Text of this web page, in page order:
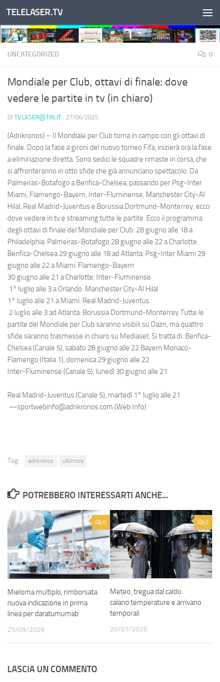
Salta al contenuto
TELELASER.TV
UNCATEGORIZED 0
Mondiale per Club, ottavi di finale: dove
vedere le partite in tv (in chiaro)
DI TVLASER@TIN.IT · 27/06/2025
(Adnkronos) – Il Mondiale per Club torna in campo con gli ottavi di
finale. Dopo la fase a gironi del nuovo torneo Fifa, inizierà ora la fase
a eliminazione diretta. Sono sedici le squadre rimaste in corsa, che
si affronteranno in otto sfide che già annunciano spettacolo. Da
Palmeiras-Botafogo a Benfica-Chelsea, passando per Psg-Inter
Miami, Flamengo-Bayern, Inter-Fluminense, Manchester City-Al
Hilal, Real Madrid-Juventus e Borussia Dortmund-Monterrey, ecco
dove vedere in tv e streaming tutte le partite. Ecco il programma
degli ottavi di finale del Mondiale per Club: 28 giugno alle 18 a
Philadelphia: Palmeiras-Botafogo 28 giugno alle 22 a Charlotte:
Benfica-Chelsea 29 giugno alle 18 ad Atlanta: Psg-Inter Miami 29
giugno alle 22 a Miami: Flamengo-Bayern
30 giugno alle 21 a Charlotte: Inter-Fluminense
1° luglio alle 3 a Orlando: Manchester City-Al Hilal
1° luglio alle 21 a Miami: Real Madrid-Juventus
2 luglio alle 3 ad Atlanta: Borussia Dortmund-Monterrey Tutte le
partite del Mondiale per Club saranno visibili su Dazn, ma quattro
sfide saranno trasmesse in chiaro su Mediaset. Si tratta di: Benfica-
Chelsea (Canale 5), sabato 28 giugno alle 22 Bayern Monaco-
Flamengo (Italia 1), domenica 29 giugno alle 22
Inter-Fluminense (Canale 5), lunedì 30 giugno alle 21
Real Madrid-Juventus (Canale 5), martedì 1° luglio alle 21
—sportwebinfo@adnkronos.com (Web Info)
Tag: adnkronos ultimora
POTREBBERO INTERESSARTI ANCHE...
0
Mieloma multiplo, rimborsata
nuova indicazione in prima
linea per daratumumab
25/05/2026
0
Meteo, tregua dal caldo:
calano temperature e arrivano
temporali
20/07/2026
LASCIA UN COMMENTO